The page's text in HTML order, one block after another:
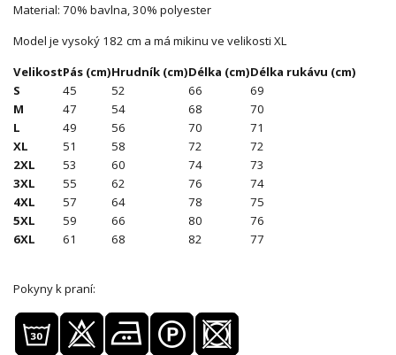
Material: 70% bavlna, 30% polyester
Model je vysoký 182 cm a má mikinu ve velikosti XL
VelikostPás (cm)Hrudník (cm)Délka (cm)Délka rukávu (cm)
S
45 52 66
69
M
47 54 68
70
L
49 56 70
71
XL
51 58 72
72
2XL
53 60 74
73
3XL
55 62 76
74
4XL
57 64 78
75
5XL
59 66 80
76
6XL
61 68 82 77
Pokyny k praní: